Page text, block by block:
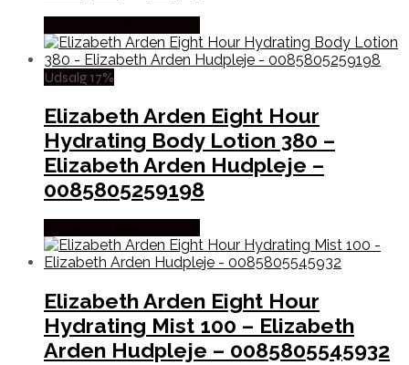
Udsalg 17%
Elizabeth Arden Eight Hour
Hydrating Body Lotion 380 –
Elizabeth Arden Hudpleje –
0085805259198
Elizabeth Arden Eight Hour
Hydrating Mist 100 – Elizabeth
Arden Hudpleje – 0085805545932